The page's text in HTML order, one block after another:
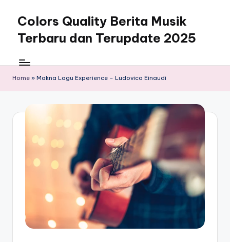
content
Colors Quality Berita Musik
Terbaru dan Terupdate 2025
Home » Makna Lagu Experience – Ludovico Einaudi